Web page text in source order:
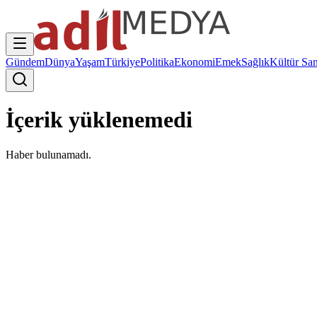
GündemDünyaYaşamTürkiyePolitikaEkonomiEmekSağlıkKültür
İçerik yüklenemedi
Haber bulunamadı.